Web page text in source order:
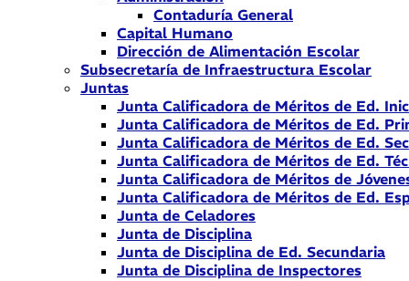
Contaduría General
Capital Humano
Dirección de Alimentación Escolar
Subsecretaría de Infraestructura Escolar
Juntas
Junta Calificadora de Méritos de Ed.
Junta Calificadora de Méritos de Ed.
Junta Calificadora de Méritos de Ed.
Junta Calificadora de Méritos de Ed.
Junta Calificadora de Méritos de
Junta Calificadora de Méritos de Ed.
Junta de Celadores
Junta de Disciplina
Junta de Disciplina de Ed. Secundaria
Junta de Disciplina de Inspectores